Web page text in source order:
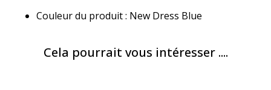
Couleur du produit : New Dress Blue
Cela pourrait vous intéresser ....